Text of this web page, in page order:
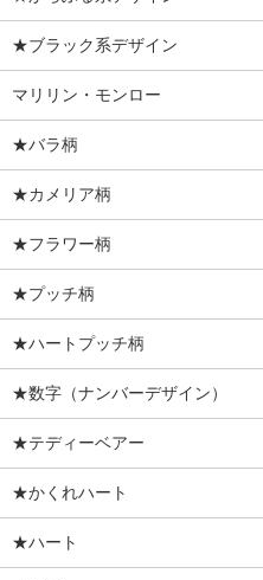
★ブラック系デザイン
マリリン・モンロー
★バラ柄
★カメリア柄
★フラワー柄
★プッチ柄
★ハートプッチ柄
★数字（ナンバーデザイン）
★テディーベアー
★かくれハート
★ハート